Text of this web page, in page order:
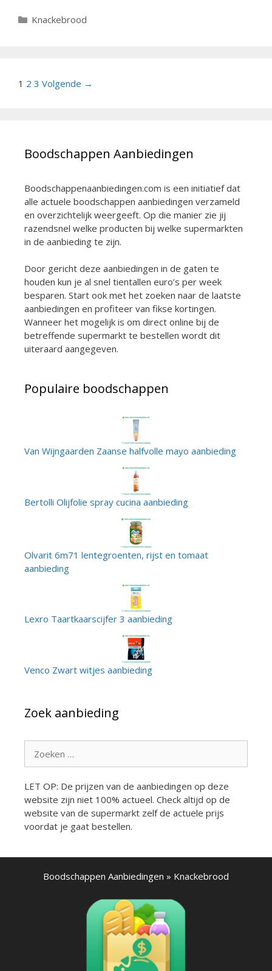
Categorieën
Knackebrood
Berichtnavigatie
1 2 3 Volgende →
Boodschappen Aanbiedingen
Boodschappenaanbiedingen.com is een initiatief dat
alle actuele boodschappen aanbiedingen verzameld
en overzichtelijk weergeeft. Op die manier zie jij
razendsnel welke producten bij welke supermarkten
in de aanbieding te zijn.
Door gericht deze aanbiedingen in de gaten te
houden kun je al snel tientallen euro’s per week
besparen. Start ook met het zoeken naar de laatste
aanbiedingen en profiteer van fikse kortingen.
Wanneer het mogelijk is om direct online bij de
betreffende supermarkt te bestellen wordt dit
uiteraard aangegeven.
Populaire boodschappen
Van Wijngaarden Zaanse halfvolle mayo aanbieding
Bertolli Olijfolie spray cucina aanbieding
Olvarit 6m71 lentegroenten, rijst en tomaat
aanbieding
Lexro Taartkaarscijfer 3 aanbieding
Venco Zwart witjes aanbieding
Zoek aanbieding
naar:
LET OP: De prijzen van de aanbiedingen op deze
website zijn niet 100% actueel. Check altijd op de
website van de supermarkt zelf de actuele prijs
voordat je gaat bestellen.
Boodschappen Aanbiedingen » Knackebrood